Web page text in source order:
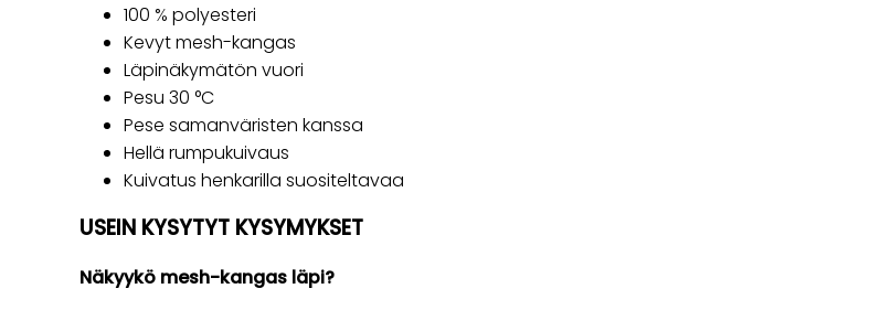
100 % polyesteri
Kevyt mesh-kangas
Läpinäkymätön vuori
Pesu 30 °C
Pese samanväristen kanssa
Hellä rumpukuivaus
Kuivatus henkarilla suositeltavaa
USEIN KYSYTYT KYSYMYKSET
Näkyykö mesh-kangas läpi?